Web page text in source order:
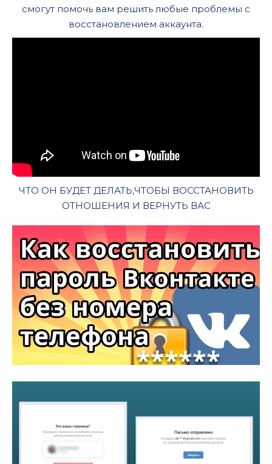
смогут помочь вам решить любые проблемы с
восстановлением аккаунта.
ЧТО ОН БУДЕТ ДЕЛАТЬ,ЧТОБЫ ВОССТАНОВИТЬ
ОТНОШЕНИЯ И ВЕРНУТЬ ВАС